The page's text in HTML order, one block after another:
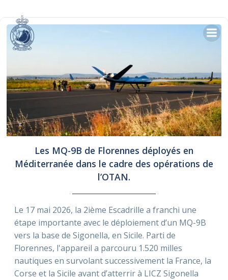
Les MQ-9B de Florennes déployés en
Méditerranée dans le cadre des opérations de
l’OTAN.
Le 17 mai 2026, la 2ième Escadrille a franchi une
étape importante avec le déploiement d’un MQ-9B
vers la base de Sigonella, en Sicile. Parti de
Florennes, l'appareil a parcouru 1.520 milles
nautiques en survolant successivement la France, la
Corse et la Sicile avant d’atterrir à LICZ Sigonella